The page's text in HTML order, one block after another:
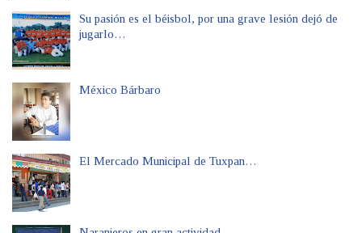
Su pasión es el béisbol, por una grave lesión dejó de
jugarlo…
México Bárbaro
El Mercado Municipal de Tuxpan…